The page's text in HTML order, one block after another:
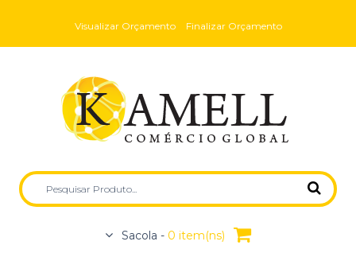
Visualizar Orçamento Finalizar Orçamento
Sacola - 0 item(ns)